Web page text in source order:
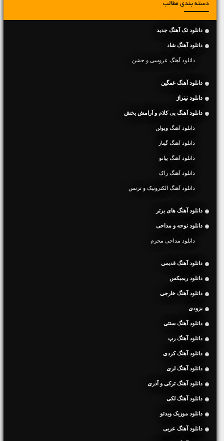
دسته بندی مطالب
دانلود تک آهنگ جدید
دانلود آهنگ شاد
دانلود آهنگ عروسی و جشن
دانلود آهنگ غمگین
دانلود تیتراژ
دانلود آهنگ بی کلام و آرامش بخش
دانلود آهنگ ویولن
دانلود آهنگ گیتار
دانلود آهنگ پیانو
دانلود آهنگ راک
دانلود آهنگ الکترونیک و ترنس
دانلود آهنگ های برتر
دانلود نوحه و مداحی
دانلود مداحی محرم
دانلود آهنگ قدیمی
دانلود ریمیکس
دانلود آهنگ خارجی
بزودی
دانلود آهنگ سنتی
دانلود آهنگ رپ
دانلود آهنگ کردی
دانلود آهنگ لری
دانلود آهنگ ترکی و آذری
دانلود آهنگ لکی
دانلود موزیک ویدئو
دانلود آهنگ عربی